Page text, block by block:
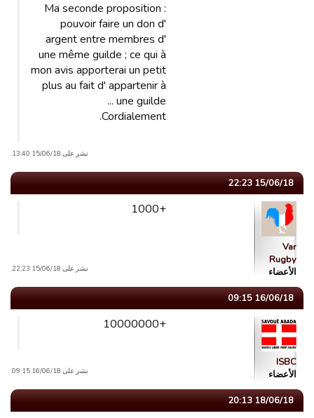
Ma seconde proposition :
pouvoir faire un don d'
argent entre membres d'
une même guilde ; ce qui à
mon avis apporterai un petit
plus au fait d' appartenir à
une guilde ...
Cordialement.
نشر على 15/06/18 13:40.
15/06/18 22:23
Var
Rugby
الأعضاء
+1000
نشر على 15/06/18 22:23.
16/06/18 09:15
ISBC
الأعضاء
+10000000
نشر على 16/06/18 09:15.
18/06/18 20:13